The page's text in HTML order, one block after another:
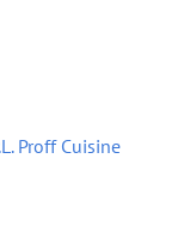
Proff Cuisine